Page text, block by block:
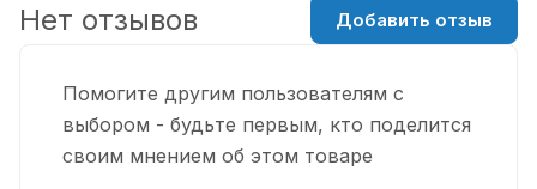
Помогите другим пользователям с
выбором - будьте первым, кто поделится
своим мнением об этом товаре
Нет отзывов Добавить отзыв